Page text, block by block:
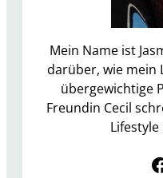
y
b
o
x
J
u
Mein Name ist
darüber, wie mein
übergewichtige
Freundin Cecil
Link zu Facebook